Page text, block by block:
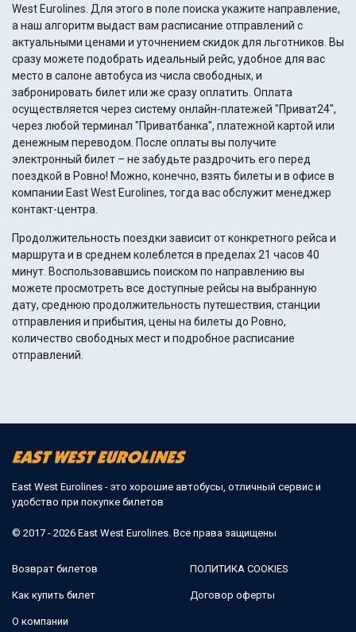
West Eurolines. Для этого в поле поиска укажите направление,
а наш алгоритм выдаст вам расписание отправлений с
актуальными ценами и уточнением скидок для льготников. Вы
сразу можете подобрать идеальный рейс, удобное для вас
место в салоне автобуса из числа свободных, и
забронировать билет или же сразу оплатить. Оплата
осуществляется через систему онлайн-платежей "Приват24",
через любой терминал "Приватбанка", платежной картой или
денежным переводом. После оплаты вы получите
электронный билет – не забудьте раздрочить его перед
поездкой в Ровно! Можно, конечно, взять билеты и в офисе в
компании East West Eurolines, тогда вас обслужит менеджер
контакт-центра.
Продолжительность поездки зависит от конкретного рейса и
маршрута и в среднем колеблется в пределах 21 часов 40
минут. Воспользовавшись поиском по направлению вы
можете просмотреть все доступные рейсы на выбранную
дату, среднюю продолжительность путешествия, станции
отправления и прибытия, цены на билеты до Ровно,
количество свободных мест и подробное расписание
отправлений.
East West Eurolines - это хорошие автобусы, отличный сервис и
удобство при покупке билетов
© 2017 - 2026 East West Eurolines. Все права защищены
Возврат билетов
Как купить билет
О компании
ПОЛИТИКА COOKIES
Договор оферты